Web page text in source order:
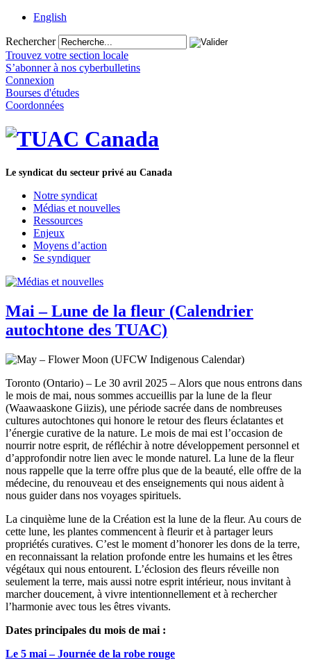
English
Rechercher
Trouvez votre section locale
S’abonner à nos cyberbulletins
Connexion
Bourses d'études
Coordonnées
Le syndicat du secteur privé au Canada
Notre syndicat
Médias et nouvelles
Ressources
Enjeux
Moyens d’action
Se syndiquer
Mai – Lune de la fleur (Calendrier
autochtone des TUAC)
Toronto (Ontario) – Le 30 avril 2025 – Alors que nous entrons dans
le mois de mai, nous sommes accueillis par la lune de la fleur
(Waawaaskone Giizis), une période sacrée dans de nombreuses
cultures autochtones qui honore le retour des fleurs éclatantes et
l’énergie curative de la nature. Le mois de mai est l’occasion de
nourrir notre esprit, de réfléchir à notre développement personnel et
d’approfondir notre lien avec le monde naturel. La lune de la fleur
nous rappelle que la terre offre plus que de la beauté, elle offre de la
médecine, du renouveau et des enseignements qui nous aident à
nous guider dans nos voyages spirituels.
La cinquième lune de la Création est la lune de la fleur. Au cours de
cette lune, les plantes commencent à fleurir et à partager leurs
propriétés curatives. C’est le moment d’honorer les dons de la terre,
en reconnaissant la relation profonde entre les humains et les êtres
végétaux qui nous entourent. L’éclosion des fleurs réveille non
seulement la terre, mais aussi notre esprit intérieur, nous invitant à
marcher doucement, à vivre intentionnellement et à rechercher
l’harmonie avec tous les êtres vivants.
Dates principales du mois de mai :
Le 5 mai – Journée de la robe rouge